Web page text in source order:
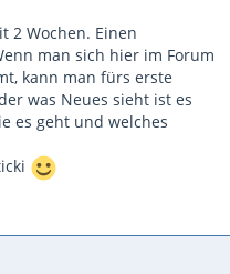
2 Wochen. Einen
man sich hier im Forum
kann man fürs erste
was Neues sieht ist es
es geht und welches